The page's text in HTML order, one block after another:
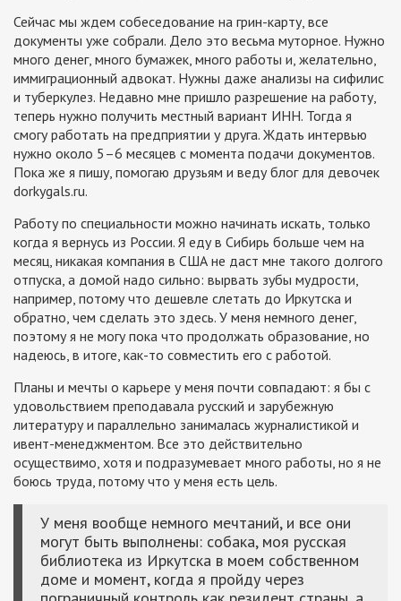
Сейчас мы ждем собеседование на грин-карту, все
документы уже собрали. Дело это весьма муторное. Нужно
много денег, много бумажек, много работы и, желательно,
иммиграционный адвокат. Нужны даже анализы на сифилис
и туберкулез. Недавно мне пришло разрешение на работу,
теперь нужно получить местный вариант ИНН. Тогда я
смогу работать на предприятии у друга. Ждать интервью
нужно около 5–6 месяцев с момента подачи документов.
Пока же я пишу, помогаю друзьям и веду блог для девочек
dorkygals.ru.
Работу по специальности можно начинать искать, только
когда я вернусь из России. Я еду в Сибирь больше чем на
месяц, никакая компания в США не даст мне такого долгого
отпуска, а домой надо сильно: вырвать зубы мудрости,
например, потому что дешевле слетать до Иркутска и
обратно, чем сделать это здесь. У меня немного денег,
поэтому я не могу пока что продолжать образование, но
надеюсь, в итоге, как-то совместить его с работой.
Планы и мечты о карьере у меня почти совпадают: я бы с
удовольствием преподавала русский и зарубежную
литературу и параллельно занималась журналистикой и
ивент-менеджментом. Все это действительно
осуществимо, хотя и подразумевает много работы, но я не
боюсь труда, потому что у меня есть цель.
У меня вообще немного мечтаний, и все они
могут быть выполнены: собака, моя русская
библиотека из Иркутска в моем собственном
доме и момент, когда я пройду через